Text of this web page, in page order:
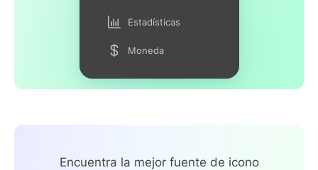
Estadísticas
Moneda
Encuentra la mejor fuente de icono